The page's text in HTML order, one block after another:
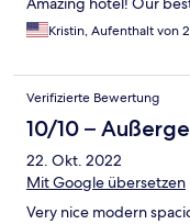
Kristin, Aufenthalt von
Verifizierte Bewertung
10/10 –
22. Okt. 2022
Mit Google übersetzen
Very nice modern